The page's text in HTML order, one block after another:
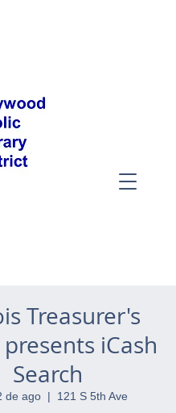
Treasurer's
iCash
Search
de ago
  |
121 S 5th Ave